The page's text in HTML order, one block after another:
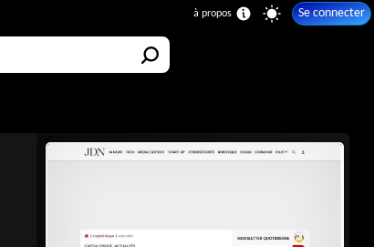
Se connecter